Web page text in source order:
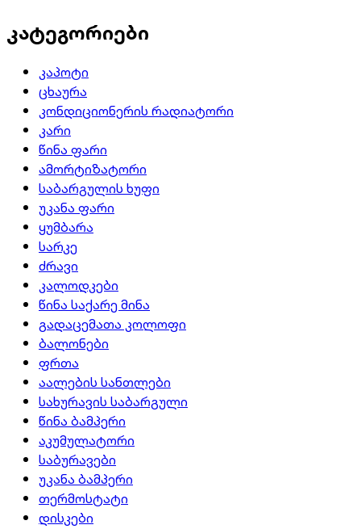
კატეგორიები
კაპოტი
ცხაურა
კონდიციონერის რადიატორი
კარი
წინა ფარი
ამორტიზატორი
საბარგულის ხუფი
უკანა ფარი
ყუმბარა
სარკე
ძრავი
კალოდკები
წინა საქარე მინა
გადაცემათა კოლოფი
ბალონები
ფრთა
აალების სანთლები
სახურავის საბარგული
წინა ბამპერი
აკუმულატორი
საბურავები
უკანა ბამპერი
თერმოსტატი
დისკები